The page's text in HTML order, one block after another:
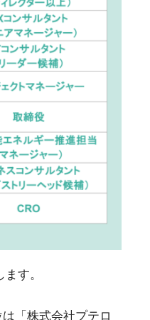
す。
「株式会社プテロ